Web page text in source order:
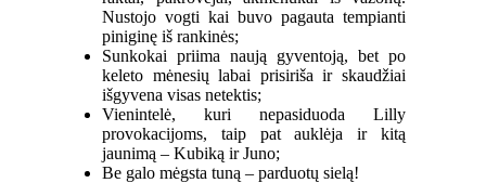
Nustojo vogti kai buvo pagauta tempianti
piniginę iš rankinės;
Sunkokai priima naują gyventoją, bet po
keleto mėnesių labai prisiriša ir skaudžiai
išgyvena visas netektis;
Vienintelė, kuri nepasiduoda Lilly
provokacijoms, taip pat auklėja ir kitą
jaunimą – Kubiką ir Juno;
Be galo mėgsta tuną – parduotų sielą!